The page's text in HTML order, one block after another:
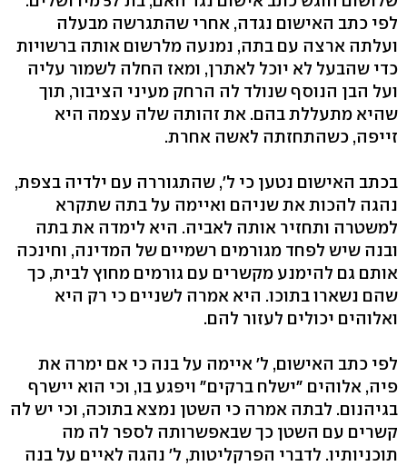
לפי כתב האישום נגדה, אחרי שהתגרשה מבעלה
ועלתה ארצה עם בתה, נמנעה מלרשום אותה ברשויות
כדי שהבעל לא יוכל לאתרן, ומאז החלה לשמור עליה
ועל הבן הנוסף שנולד לה הרחק מעיני הציבור, תוך
שהיא מתעללת בהם. את זהותה שלה עצמה היא
זייפה, כשהתחזתה לאשה אחרת.
בכתב האישום נטען כי ל', שהתגוררה עם ילדיה בצפת,
נהגה להכות את שניהם ואיימה על בתה שתקרא
למשטרה ותחזיר אותה לאביה. היא לימדה את בתה
ובנה שיש לפחד מגורמים רשמיים של המדינה, וחינכה
אותם גם להימנע מקשרים עם גורמים מחוץ לבית, כך
שהם נשארו בתוכו. היא אמרה לשניים כי רק היא
ואלוהים יכולים לעזור להם.
לפי כתב האישום, ל' איימה על בנה כי אם ימרה את
פיה, אלוהים "ישלח ברקים" ויפגע בו, וכי הוא יישרף
בגיהנום. לבתה אמרה כי השטן נמצא בתוכה, וכי יש לה
קשרים עם השטן כך שבאפשרותה לספר לה מה
תוכניותיו. לדברי הפרקליטות, ל' נהגה לאיים על בנה